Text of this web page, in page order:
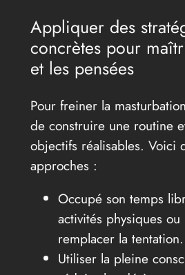
Appliquer des
concrètes pour
et les pensées
Pour freiner la
de construire une routine
objectifs réalisables. Voici
approches :
Occupé son temps
activités physiques
remplacer la tentation.
Utiliser la pleine